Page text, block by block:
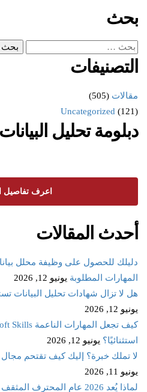
بحث
التصنيفات
مقالات (505)
Uncategorized (121)
دبلومة تحليل
اعرف تفاصيل
أحدث المقالات
المهارات المطلوبة يونيو 12, 2026
هل لا تزال شهادات تحليل البيانات
يونيو 12, 2026
استثنائيًا؟ يونيو 12, 2026
لا تملك خبرة؟ إليك كيف تقتحم مجال
يونيو 11, 2026
لماذا يُعد 2026 عام المحترف المثقف بياناتيًا؟